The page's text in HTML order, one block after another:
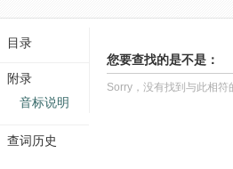
您要查找的是不是：
Sorry，没有找到与此相
目录
附录
音标说明
查词历史